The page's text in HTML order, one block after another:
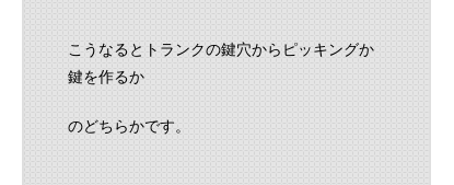
こうなるとトランクの鍵穴からピッキングか
鍵を作るか
のどちらかです。